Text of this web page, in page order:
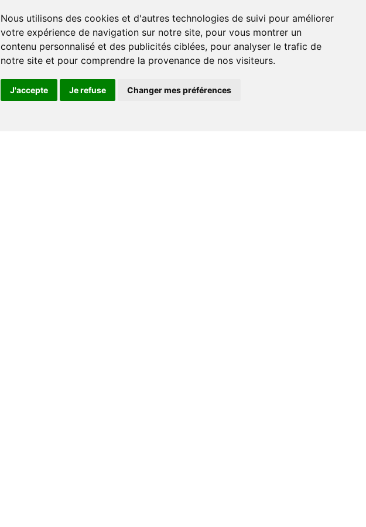
Nous utilisons des cookies et d'autres technologies de suivi pour améliorer
votre expérience de navigation sur notre site, pour vous montrer un
contenu personnalisé et des publicités ciblées, pour analyser le trafic de
notre site et pour comprendre la provenance de nos visiteurs.
J'accepte Je refuse Changer mes préférences